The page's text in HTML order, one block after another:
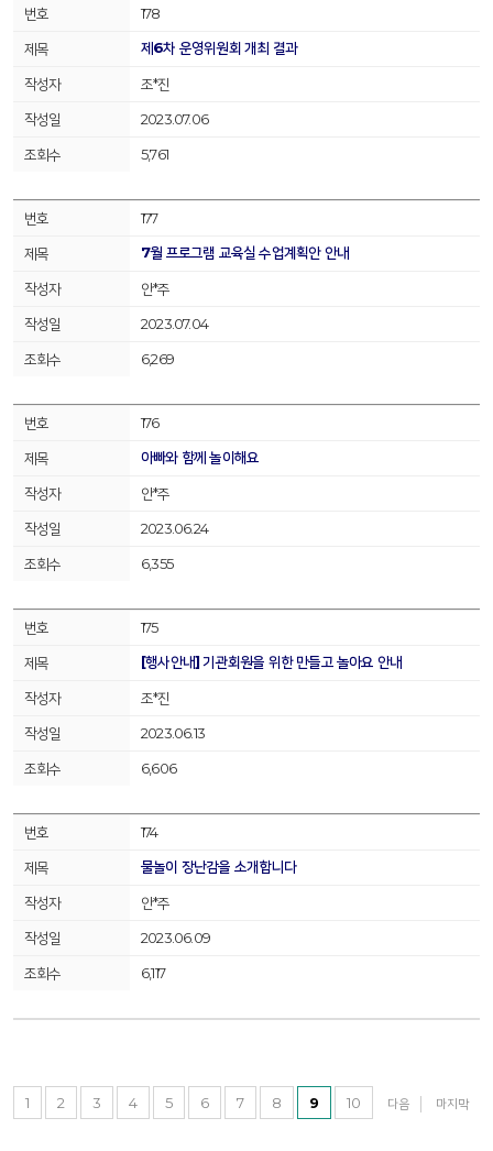
178
제6차 운영위원회 개최 결과
조*진
2023.07.06
5,761
177
7월 프로그램 교육실 수업계획안 안내
안*주
2023.07.04
6,269
176
아빠와 함께 놀이해요
안*주
2023.06.24
6,355
175
[행사안내] 기관회원을 위한 만들고 놀아요 안내
조*진
2023.06.13
6,606
174
물놀이 장난감을 소개합니다
안*주
2023.06.09
6,117
1 2 3 4 5 6 7 8 9 10 다음 마지막